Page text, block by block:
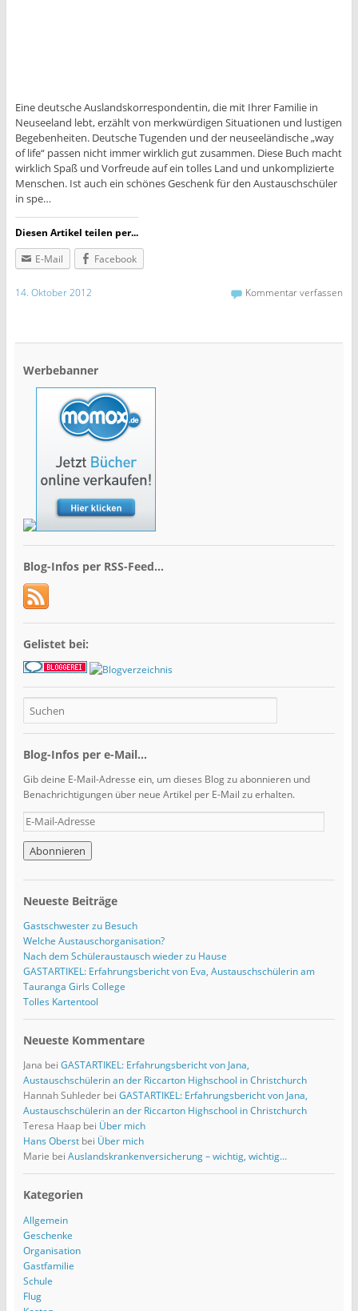
Eine deutsche Auslandskorrespondentin, die mit Ihrer Familie in
Neuseeland lebt, erzählt von merkwürdigen Situationen und lustigen
Begebenheiten. Deutsche Tugenden und der neuseeländische „way
of life“ passen nicht immer wirklich gut zusammen. Diese Buch macht
wirklich Spaß und Vorfreude auf ein tolles Land und unkomplizierte
Menschen. Ist auch ein schönes Geschenk für den Austauschschüler
in spe…
Diesen Artikel teilen per...
E-Mail
Facebook
14. Oktober 2012 Kommentar verfassen
Werbebanner
Blog-Infos per RSS-Feed…
Gelistet bei:
Blog-Infos per e-Mail...
Gib deine E-Mail-Adresse ein, um dieses Blog zu abonnieren und
Benachrichtigungen über neue Artikel per E-Mail zu erhalten.
E
-
M
a
i
l
A
d
r
e
s
s
e
Neueste Beiträge
Gastschwester zu Besuch
Welche Austauschorganisation?
Nach dem Schüleraustausch wieder zu Hause
GASTARTIKEL: Erfahrungsbericht von Eva, Austauschschülerin am
Tauranga Girls College
Tolles Kartentool
Neueste Kommentare
Jana bei GASTARTIKEL: Erfahrungsbericht von Jana,
Austauschschülerin an der Riccarton Highschool in Christchurch
Hannah Suhlederbei GASTARTIKEL: Erfahrungsbericht von Jana,
Austauschschülerin an der Riccarton Highschool in Christchurch
Teresa Haapbei Über mich
Hans Oberstbei Über mich
Marie bei Auslandskrankenversicherung – wichtig, wichtig…
Kategorien
Allgemein
Geschenke
Organisation
Gastfamilie
Schule
Flug